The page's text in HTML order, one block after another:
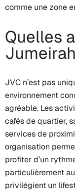
comme une zone
Quelles
JVC n’est pas
environnement
agréable. Les
cafés de quartier,
services de
organisation
profiter d’un
particulièrement
privilégient un